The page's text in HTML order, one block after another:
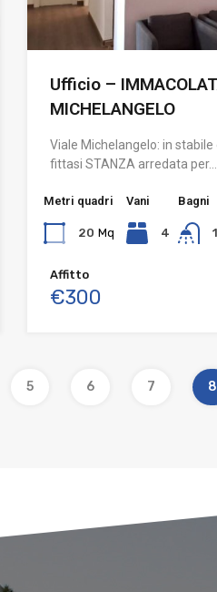
Ufficio –
MICHELANGELO
Viale Michelangelo: in
fittasi STANZA arredata per…
Metri quadri
20 Mq
Vani
4
Bagni
1
Affitto
€300
5 6 7 8